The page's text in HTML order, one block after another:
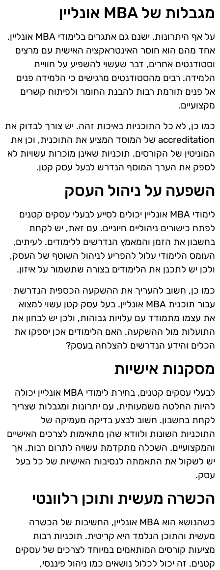
מגבלות של MBA אונליין
על אף היתרונות, ישנם גם אתגרים בלימודי MBA אונליין.
אחד מהם הוא חוסר האינטראקציה האישית עם מרצים
וסטודנטים אחרים, דבר שעשוי להשפיע על חוויית
הלמידה. רבים מהסטודנטים מרגישים כי הלמידה פנים
אל פנים תורמת רבות להבנת החומר ולפיתוח קשרים
מקצועיים.
כמו כן, לא כל התוכניות באיכות זהה. יש צורך לבדוק את
accreditation של המוסד המציע את התוכנית, וכן את
המוניטין של הקורסים. תוכניות שאינן מוכרות עשויות לא
לספק את הערך המוסף הנדרש לבעל עסק קטן.
השפעה על ניהול העסק
לימודי MBA אונליין יכולים לסייע לבעלי עסקים קטנים
לפתח כישורים ניהוליים חיוניים. עם זאת, יש לקחת
בחשבון את הזמן והמאמץ הנדרשים ללימודים. לעיתים,
העומס הלימודי עלול להפריע לניהול השוטף של העסק,
ולכן יש לתכנן את הלימודים בצורה שתשמור על איזון.
כמו כן, חשוב להעריך את ההשקעה הכספית הנדרשת
עבור תוכנית MBA אונליין. בעל עסק קטן עשוי למצוא
את עצמו מתמודד עם עלויות גבוהות, ולכן יש לבחון את
התועלות מול ההשקעה. האם הלימודים אכן יספקו את
הכלים והידע הנדרשים להצלחה בעסק?
מסקנות אישיות
לבעלי עסקים קטנים, בחירת לימודי MBA אונליין יכולה
להיות החלטה משמעותית, עם יתרונות ומגבלות שצריך
לקחת בחשבון. חשוב לבצע בדיקה מעמיקה של
התוכניות השונות ולוודא שהן מתאימות לצרכים האישיים
והמקצועיים. השכלה מתקדמת עשויה לתרום רבות, אך
יש לשקול את התאמתה לנסיבות האישיות של כל בעל
עסק.
הכשרה מעשית ותוכן רלוונטי
כשהנושא הוא MBA אונליין, החשיבות של הכשרה
מעשית והתוכן הנלמד היא קריטית. תוכניות רבות
מציעות קורסים המותאמים במיוחד לצרכים של עסקים
קטנים. זה יכול לכלול נושאים כמו ניהול פיננסי,